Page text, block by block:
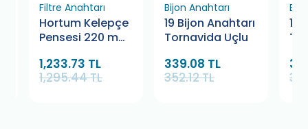
Filtre Anahtarı
Hortum Kelepçe
Pensesi 220 mm
1,233.73 TL
1,295.44 TL
Bijon Anahtarı
19 Bijon Anahtarı
Tornavida Uçlu
339.08 TL
352.12 TL
17